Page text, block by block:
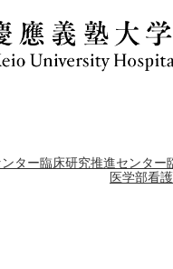
ター臨床研究推進センター
医学部看